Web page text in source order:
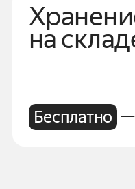
на
Бесплатно —